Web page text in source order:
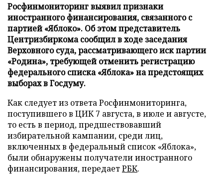
Росфинмониторинг выявил признаки
иностранного финансирования, связанного с
партией «Яблоко». Об этом представитель
Центризбиркома сообщил в ходе заседания
Верховного суда, рассматривающего иск партии
«Родина», требующей отменить регистрацию
федерального списка «Яблока» на предстоящих
выборах в Госдуму.
Как следует из ответа Росфинмониторинга,
поступившего в ЦИК 7 августа, в июле и августе,
то есть в период, предшествовавший
избирательной кампании, среди лиц,
включенных в федеральный список «Яблока»,
были обнаружены получатели иностранного
финансирования, передаетРБК.